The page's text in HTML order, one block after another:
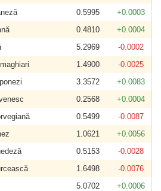
0.5995
+0.0003
0.4810
+0.0004
5.2969
-0.0002
1.4900
-0.0025
3.3572
+0.0083
0.2568
+0.0004
0.5499
-0.0087
1.0621
+0.0056
0.5153
-0.0028
1.6498
-0.0076
5.0702
+0.0006